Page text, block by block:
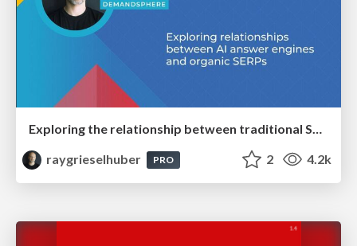
Exploring the relationship between traditional SERPs and Gen AI search
raygrieselhuber
PRO 2 4.2k